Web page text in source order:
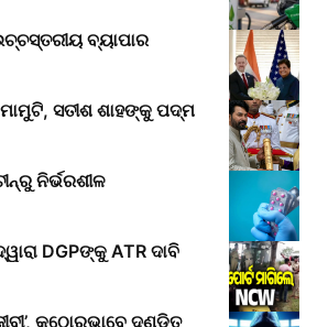
ବ୍ୟାପାର
ସତୀଶ ଶାହଙ୍କୁ ପଦ୍ମ
ନିର୍ଭରଶୀଳ
DGPଙ୍କୁ ATR ଦାବି
କଠୋରଭାବେ ଦଣ୍ଡିତ